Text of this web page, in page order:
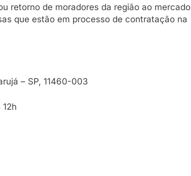
retorno de moradores da região ao mercado
que estão em processo de contratação na
– SP, 11460-003